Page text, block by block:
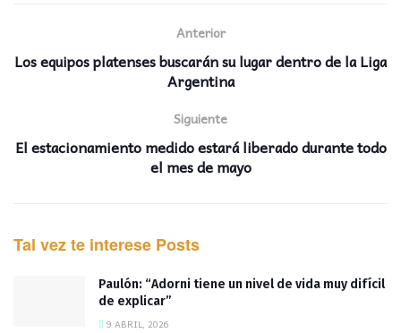
Anterior
Los equipos platenses buscarán su lugar dentro de la Liga
Argentina
Siguiente
El estacionamiento medido estará liberado durante todo
el mes de mayo
Tal vez te interese Posts
Paulón: “Adorni tiene un nivel de vida muy difícil
de explicar”
9 ABRIL, 2026